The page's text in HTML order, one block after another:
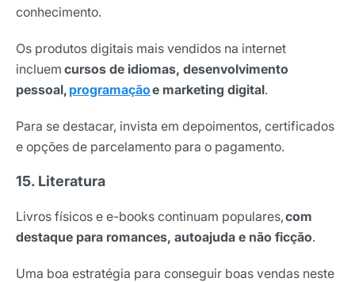
conhecimento.
Os produtos digitais mais vendidos na internet
incluem cursos de idiomas, desenvolvimento
pessoal, programaçãoe marketing digital.
Para se destacar, invista em depoimentos, certificados
e opções de parcelamento para o pagamento.
15. Literatura
Livros físicos e e-books continuam populares,com
destaque para romances, autoajuda e não ficção.
Uma boa estratégia para conseguir boas vendas neste